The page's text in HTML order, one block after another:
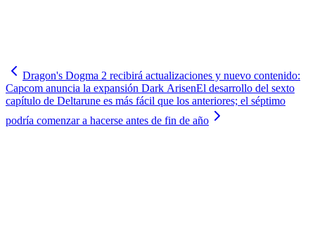
Dragon's Dogma 2 recibirá actualizaciones y nuevo contenido:
Capcom anuncia la expansión Dark ArisenEl desarrollo del sexto
capítulo de Deltarune es más fácil que los anteriores; el séptimo
podría comenzar a hacerse antes de fin de año